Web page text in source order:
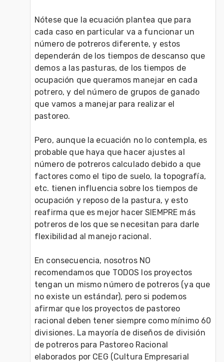
Nótese que la ecuación plantea que para
cada caso en particular va a funcionar un
número de potreros diferente, y estos
dependerán de los tiempos de descanso que
demos a las pasturas, de los tiempos de
ocupación que queramos manejar en cada
potrero, y del número de grupos de ganado
que vamos a manejar para realizar el
pastoreo.
Pero, aunque la ecuación no lo contempla, es
probable que haya que hacer ajustes al
número de potreros calculado debido a que
factores como el tipo de suelo, la topografía,
etc. tienen influencia sobre los tiempos de
ocupación y reposo de la pastura, y esto
reafirma que es mejor hacer SIEMPRE más
potreros de los que se necesitan para darle
flexibilidad al manejo racional.
En consecuencia, nosotros NO
recomendamos que TODOS los proyectos
tengan un mismo número de potreros (ya que
no existe un estándar), pero si podemos
afirmar que los proyectos de pastoreo
racional deben tener siempre como mínimo 60
divisiones. La mayoría de diseños de división
de potreros para Pastoreo Racional
elaborados por CEG (Cultura Empresarial